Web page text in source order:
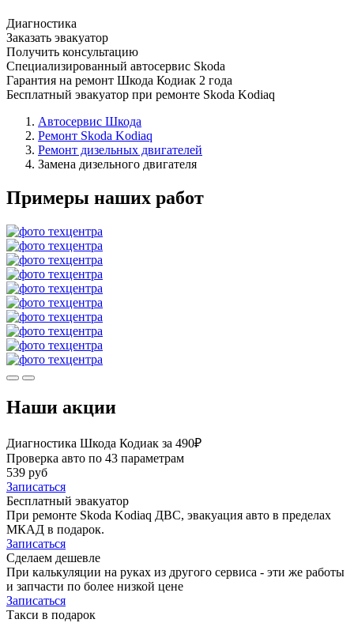
Диагностика
Заказать эвакуатор
Получить консультацию
Специализированный автосервис Skoda
Гарантия на ремонт Шкода Кодиак 2 года
Бесплатный эвакуатор при ремонте Skoda Kodiaq
Автосервис Шкода
Ремонт Skoda Kodiaq
Ремонт дизельных двигателей
Замена дизельного двигателя
Примеры наших работ
Наши акции
Диагностика Шкода Кодиак за 490₽
Проверка авто по 43 параметрам
539 руб
Записаться
Бесплатный эвакуатор
При ремонте Skoda Kodiaq ДВС, эвакуация авто в пределах
МКАД в подарок.
Записаться
Сделаем дешевле
При калькуляции на руках из другого сервиса - эти же работы
и запчасти по более низкой цене
Записаться
Такси в подарок